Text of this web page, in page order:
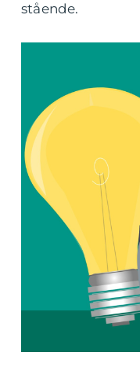
stående.